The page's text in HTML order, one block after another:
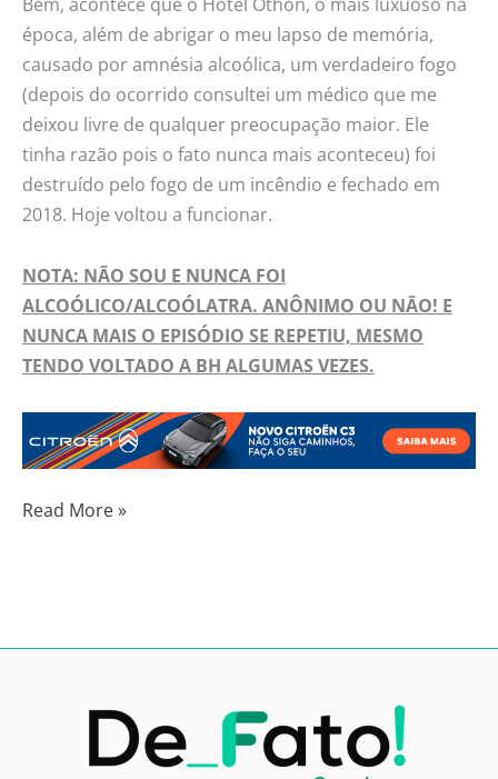
Bem, acontece que o Hotel Othon, o mais luxuoso na
época, além de abrigar o meu lapso de memória,
causado por amnésia alcoólica, um verdadeiro fogo
(depois do ocorrido consultei um médico que me
deixou livre de qualquer preocupação maior. Ele
tinha razão pois o fato nunca mais aconteceu) foi
destruído pelo fogo de um incêndio e fechado em
2018. Hoje voltou a funcionar.
NOTA: NÃO SOU E NUNCA FOI
ALCOÓLICO/ALCOÓLATRA. ANÔNIMO OU NÃO! E
NUNCA MAIS O EPISÓDIO SE REPETIU, MESMO
TENDO VOLTADO A BH ALGUMAS VEZES.
Read More »